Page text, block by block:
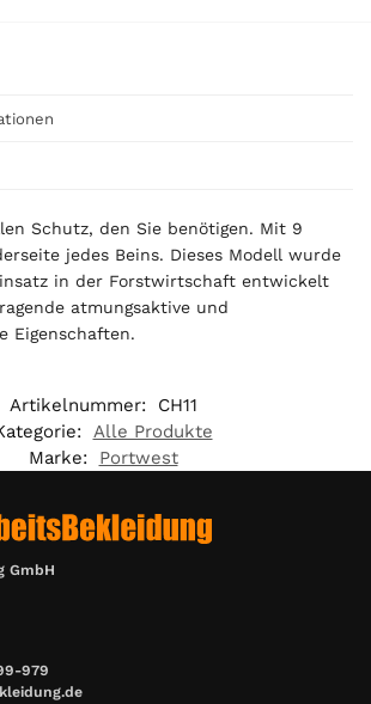
Schutz, den Sie benötigen. Mit 9
jedes Beins. Dieses Modell wurde
in der Forstwirtschaft entwickelt
atmungsaktive und
Eigenschaften.
Artikelnummer:
CH11
Alle Produkte
Marke:
Portwest
GmbH
979